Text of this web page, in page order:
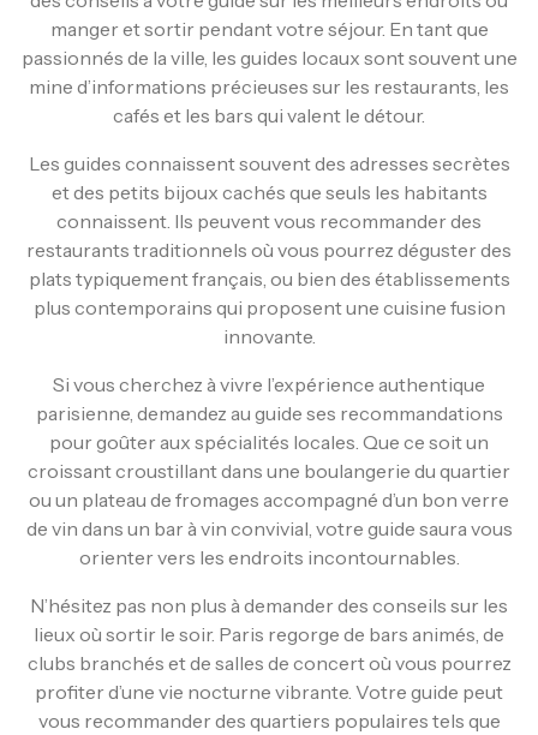
manger et sortir pendant votre séjour. En tant que
passionnés de la ville, les guides locaux sont souvent une
mine d’informations précieuses sur les restaurants, les
cafés et les bars qui valent le détour.
Les guides connaissent souvent des adresses secrètes
et des petits bijoux cachés que seuls les habitants
connaissent. Ils peuvent vous recommander des
restaurants traditionnels où vous pourrez déguster des
plats typiquement français, ou bien des établissements
plus contemporains qui proposent une cuisine fusion
innovante.
Si vous cherchez à vivre l’expérience authentique
parisienne, demandez au guide ses recommandations
pour goûter aux spécialités locales. Que ce soit un
croissant croustillant dans une boulangerie du quartier
ou un plateau de fromages accompagné d’un bon verre
de vin dans un bar à vin convivial, votre guide saura vous
orienter vers les endroits incontournables.
N’hésitez pas non plus à demander des conseils sur les
lieux où sortir le soir. Paris regorge de bars animés, de
clubs branchés et de salles de concert où vous pourrez
profiter d’une vie nocturne vibrante. Votre guide peut
vous recommander des quartiers populaires tels que